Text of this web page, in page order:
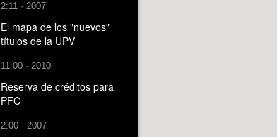
2:11 · 2007
El mapa de los "nuevos"
títulos de la UPV
11:00 · 2010
Reserva de créditos para
PFC
2:00 · 2007